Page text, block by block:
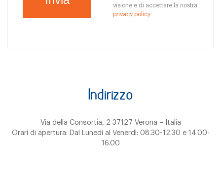
visione e di accettare la nostra
privacy policy
Indirizzo
Via della Consortia, 2 37127 Verona – Italia
Orari di apertura: Dal Lunedi al Venerdì: 08.30-12.30 e 14.00-
16.00